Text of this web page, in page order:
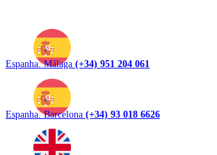
Espanha. Málaga (+34) 951 204 061
Espanha. Barcelona (+34) 93 018 6626